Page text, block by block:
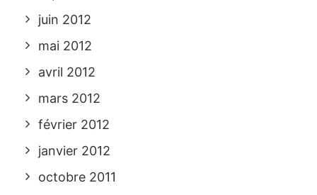
juin 2012
mai 2012
avril 2012
mars 2012
février 2012
janvier 2012
octobre 2011